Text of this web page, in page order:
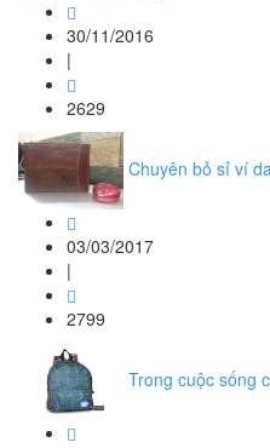
30/11/2016
|
2629
Chuyên bỏ sỉ ví
03/03/2017
|
2799
Trong cuộc sống